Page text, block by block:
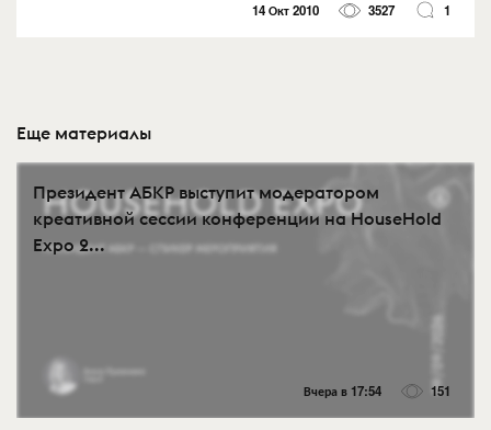
14 Окт 2010 3527 1
Еще материалы
Президент АБКР выступит модератором
креативной сессии конференции на HouseHold
Expo 2...
Вчера в 17:54 151